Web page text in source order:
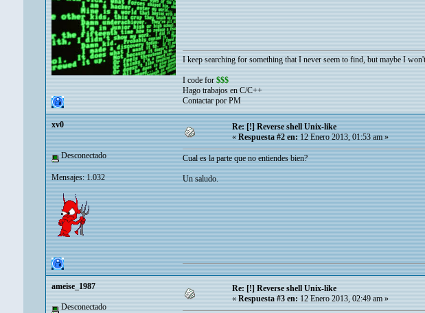
I keep searching for something that I never seem to find, but maybe I
I code for $$$
Hago trabajos en C/C++
Contactar por PM
xv0
Desconectado
Mensajes: 1.032
Re: [!] Reverse shell Unix-like
«Respuesta #2 en:12 Enero 2013, 01:53 am »
Cual es la parte que no entiendes bien?
Un saludo.
ameise_1987
Desconectado
Re: [!] Reverse shell Unix-like
« Respuesta #3 en: 12 Enero 2013, 02:49 am »